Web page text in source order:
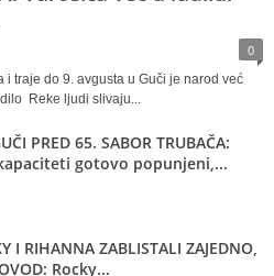
0
i traje do 9. avgusta u Guči je narod već
Reke ljudi slivaju...
PRED 65. SABOR TRUBAČA:
gotovo popunjeni,...
I RIHANNA ZABLISTALI ZAJEDNO,
Rocky...